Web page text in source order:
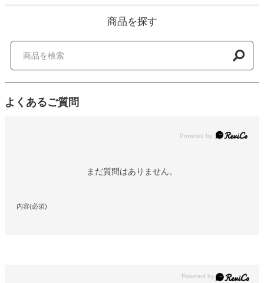
商品を探す
よくあるご質問
Powered by
まだ質問はありません。
内容(必須)